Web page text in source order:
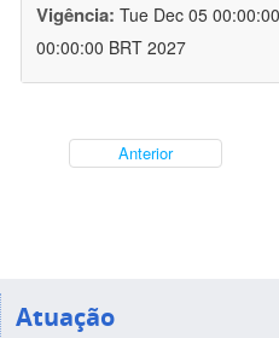
Vigência: Tue Dec 05
00:00:00 BRT 2027
Anterior
Atuação